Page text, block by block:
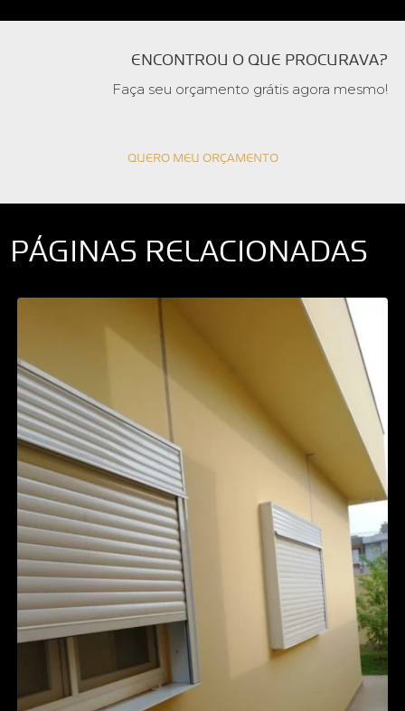
ENCONTROU O QUE PROCURAVA?
Faça seu orçamento grátis agora mesmo!
QUERO MEU ORÇAMENTO
PÁGINAS RELACIONADAS